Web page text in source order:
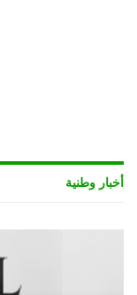
أخبار وطنية